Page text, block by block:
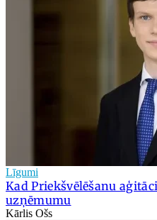
Līgumi
Kad Priekšvēlēšanu
uzņēmumu
Kārlis Ošs